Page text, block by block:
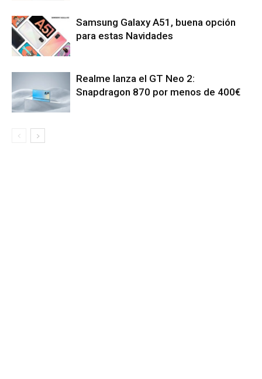
Samsung Galaxy A51, buena opción
para estas Navidades
Realme lanza el GT Neo 2:
Snapdragon 870 por menos de 400€